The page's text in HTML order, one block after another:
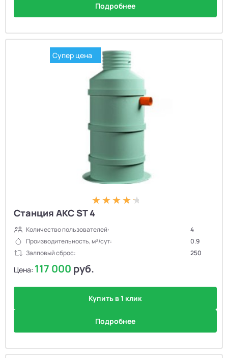
Подробнее
Супер цена
Станция АКС ST 4
Количество пользователей:
4
Производительность, м³/сут:
0.9
Залповый сброс:
250
Цена: 117 000 руб.
Купить в 1 клик
Подробнее